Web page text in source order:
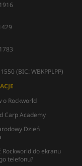
(BIC: WBKPPLPP)
o Rockworld
Carp Academy
Dzień
Rockworld do ekranu
telefonu?